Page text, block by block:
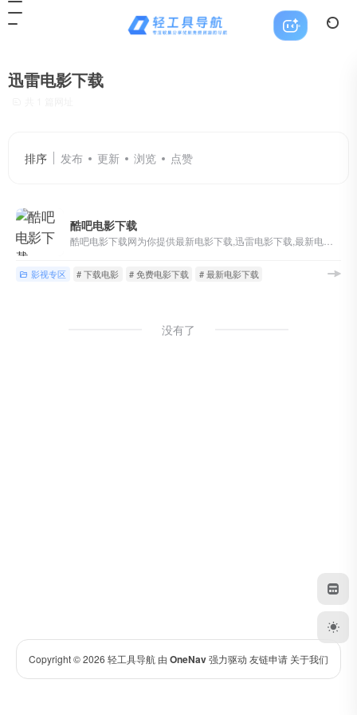
迅雷电影下载
排序 发布 更新 浏览 点赞
酷吧电影下载
影视专区 # 下载电影 # 免费电影下载 # 最新电影下载
没有了
Copyright © 2026 轻工具导航 由 OneNav强力驱动 友链申请 关于我们